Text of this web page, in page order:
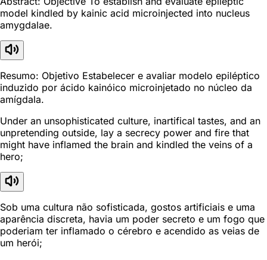
model kindled by kainic acid microinjected into nucleus
amygdalae.
Resumo: Objetivo Estabelecer e avaliar modelo epiléptico
induzido por ácido kainóico microinjetado no núcleo da
amígdala.
Under an unsophisticated culture, inartifical tastes, and an
unpretending outside, lay a secrecy power and fire that
might have inflamed the brain and kindled the veins of a
hero;
Sob uma cultura não sofisticada, gostos artificiais e uma
aparência discreta, havia um poder secreto e um fogo que
poderiam ter inflamado o cérebro e acendido as veias de
um herói;